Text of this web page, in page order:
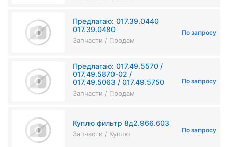
Предлагаю: 017.39.0440
017.39.0480
Запчасти / Продам
По запросу
Предлагаю: 017.49.5570 /
017.49.5870-02 /
017.49.5063 / 017.49.5750
Запчасти / Продам
По запросу
Куплю фильтр 8д2.966.603
Запчасти / Куплю По запросу